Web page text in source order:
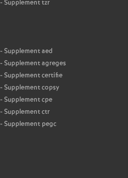
Supplement tzr
Supplement aed
Supplement agreges
Supplement certifie
Supplement copsy
Supplement cpe
Supplement ctr
Supplement pegc